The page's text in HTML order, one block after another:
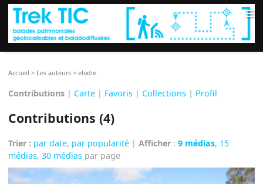
≡
Accueil > Les auteurs >elodie
Contributions | Carte | Favoris | Collections | Profil
Contributions (4)
Trier : par date, par popularité |Afficher :9 médias, 15
médias,30 médias par page